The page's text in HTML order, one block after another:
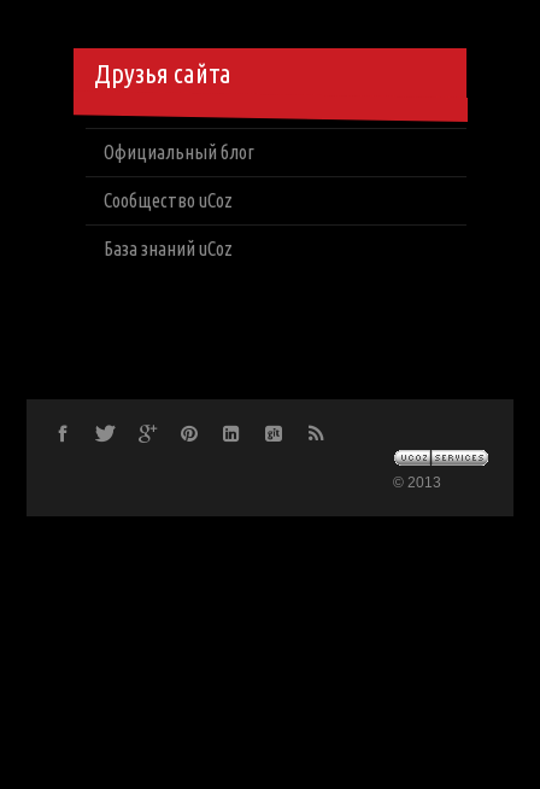
Друзья сайта
Официальный блог
Сообщество uCoz
База знаний uCoz
© 2013